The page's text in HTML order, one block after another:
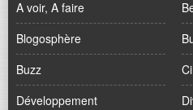
A voir, A faire
Blogosphère
Buzz
Développement